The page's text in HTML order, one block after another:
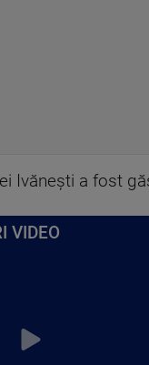
Ivăneşti a fost
VIDEO